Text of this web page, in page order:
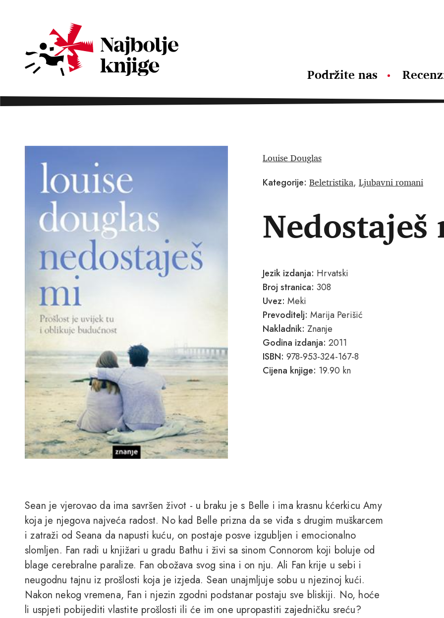
Podržite nas
Louise Douglas
Kategorije: Beletristika, Ljubavni romani
Nedostaješ
Jezik izdanja: Hrvatski
Broj stranica: 308
Uvez: Meki
Prevoditelj: Marija Perišić
Nakladnik: Znanje
Godina izdanja: 2011
ISBN: 978-953-324-167-8
Cijena knjige: 19.90 kn
Sean je vjerovao da ima savršen život - u braku je s Belle i ima krasnu kćerkicu Amy
koja je njegova najveća radost. No kad Belle prizna da se viđa s drugim muškarcem
i zatraži od Seana da napusti kuću, on postaje posve izgubljen i emocionalno
slomljen. Fan radi u knjižari u gradu Bathu i živi sa sinom Connorom koji boluje od
blage cerebralne paralize. Fan obožava svog sina i on nju. Ali Fan krije u sebi i
neugodnu tajnu iz prošlosti koja je izjeda. Sean unajmljuje sobu u njezinoj kući.
Nakon nekog vremena, Fan i njezin zgodni podstanar postaju sve bliskiji. No, hoće
li uspjeti pobijediti vlastite prošlosti ili će im one upropastiti zajedničku sreću?